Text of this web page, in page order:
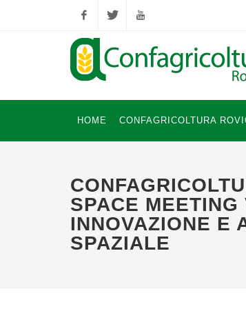
FacebookTwitter YouTube
HOME CONFAGRICOLTURA
SPACE
INNOVAZIONE E
SPAZIALE